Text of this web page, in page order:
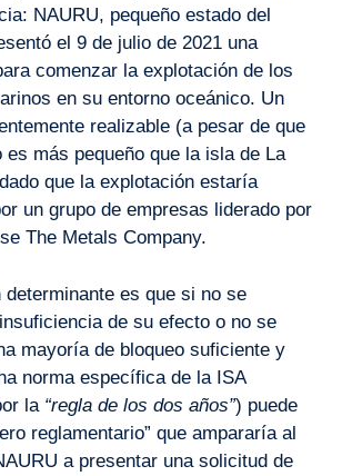
NAURU, pequeño estado del
el 9 de julio de 2021 una
comenzar la explotación de los
en su entorno oceánico. Un
realizable (a pesar de que
es más pequeño que la isla de La
que la explotación estaría
un grupo de empresas liderado por
The Metals Company.
determinante es que si no se
de su efecto o no se
mayoría de bloqueo suficiente y
norma específica de la ISA
la “regla de los dos años”) puede
reglamentario” que ampararía al
a presentar una solicitud de